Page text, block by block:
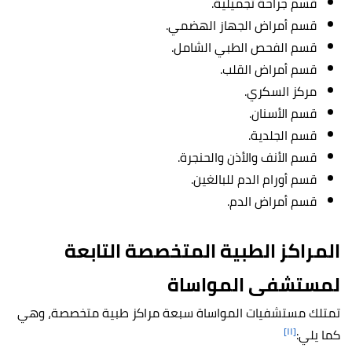
قسم أمراض الجهاز الهضمي.
قسم الفحص الطبي الشامل.
قسم أمراض القلب.
مركز السكري.
قسم الأسنان.
قسم الجلدية.
قسم الأنف والأذن والحنجرة.
قسم أورام الدم للبالغين.
قسم أمراض الدم.
المراكز الطبية المتخصصة التابعة
لمستشفى المواساة
تمتلك مستشفيات المواساة سبعة مراكز طبية متخصصة، وهي
كما يلي:[١١]